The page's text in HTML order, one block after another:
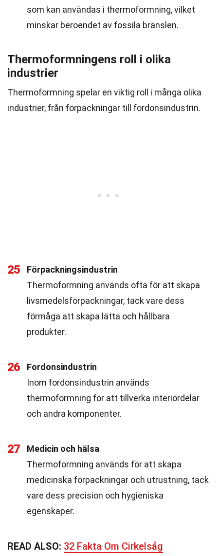
som kan användas i thermoformning, vilket
minskar beroendet av fossila bränslen.
Thermoformningens roll i olika
industrier
Thermoformning spelar en viktig roll i många olika
industrier, från förpackningar till fordonsindustrin.
25
Förpackningsindustrin
Thermoformning används ofta för att skapa
livsmedelsförpackningar, tack vare dess
förmåga att skapa lätta och hållbara
produkter.
26
Fordonsindustrin
Inom fordonsindustrin används
thermoformning för att tillverka interiördelar
och andra komponenter.
27
Medicin och hälsa
Thermoformning används för att skapa
medicinska förpackningar och utrustning, tack
vare dess precision och hygieniska
egenskaper.
READ ALSO: 32 Fakta Om Cirkelsåg